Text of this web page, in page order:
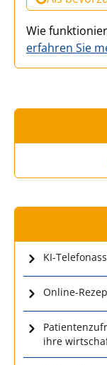
Wie
erfahren Sie
KI-
Online-
ihre